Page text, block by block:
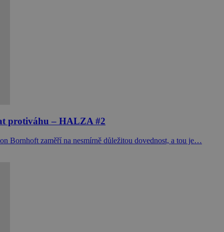
protiváhu – HALZA #2
Bornhoft zaměří na nesmírně důležitou dovednost, a tou je…